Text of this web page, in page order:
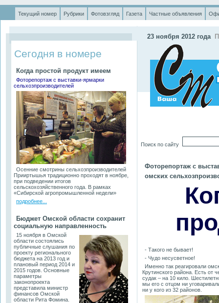
Текущий номер Рубрики Фотовзгляд Газета Частные объявления
Сегодня в номере
Когда простой продукт имеем
Фоторепортаж с выставки-ярмарки
сельхозпроизводителей
Осенние смотрины сельхозпроизводителей
Прииртышья традиционно проходят в ноябре,
при подведении итогов
сельскохозяйственного года. В рамках
«Сибирской агропромышленной недели»
подробнее...
Бюджет Омской области сохранит
социальную направленность
15 ноября в Омской
области состоялись
публичные слушания по
проекту регионального
бюджета на 2013 год и
плановый период 2014 и
2015 годов. Основные
параметры
законопроекта
представила министр
финансов Омской
области Рита Фомина.
23 ноября 2012 года
Поиск по сайту
Фоторепортаж с
омских
- Такого не бывает!
- Чудо несусветное!
Именно так реагировали
Крутинского района. Есть от
судак – на 10 кило.
мы его с отцом ни
ни у кого из 32 районов.